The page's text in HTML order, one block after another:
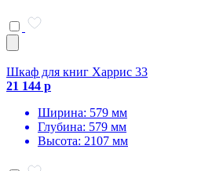
Шкаф для книг Харрис 33
21 144 р
Ширина: 579 мм
Глубина: 579 мм
Высота: 2107 мм